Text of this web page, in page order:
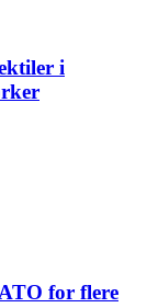
i
for flere